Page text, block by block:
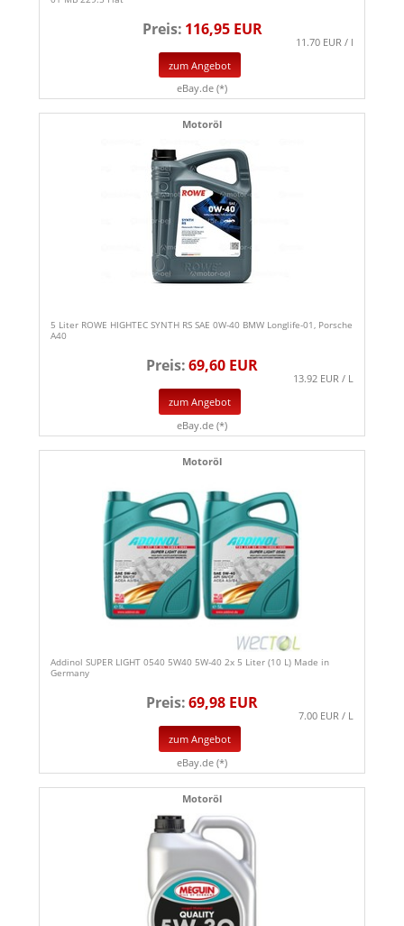
Preis: 116,95 EUR
11.70 EUR / l
zum Angebot
eBay.de (*)
Motoröl
5 Liter ROWE HIGHTEC SYNTH RS SAE 0W-40 BMW Longlife-01, Porsche
A40
Preis:69,60 EUR
13.92 EUR / L
zum Angebot
eBay.de (*)
Motoröl
Addinol SUPER LIGHT 0540 5W40 5W-40 2x 5 Liter (10 L) Made in
Germany
Preis:69,98 EUR
7.00 EUR / L
zum Angebot
eBay.de (*)
Motoröl